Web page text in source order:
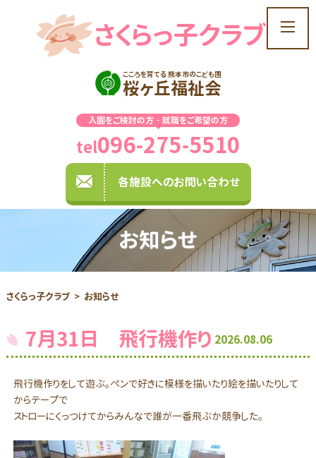
t
o
a
t
i
o
n
さくらっ子クラブ
こころを育てる 熊本市のこども園
桜ヶ丘福祉会
入園をご検討の方・就職をご希望の方
tel096-275-5510
各施設へのお問い合わせ
お知らせ
さくらっ子クラブ お知らせ
7月31日 飛行機作り 2026.08.06
飛行機作りをして遊ぶ。ペンで好きに模様を描いたり絵を描いたりして
からテープで
ストローにくっつけてからみんなで誰が一番飛ぶか競争した。